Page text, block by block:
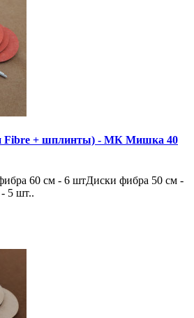
Fibre + шплинты) - МК Мишка 40
60 см - 6 штДиски фибра 50 см -
5 шт..